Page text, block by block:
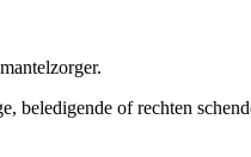
beledigende of rechten